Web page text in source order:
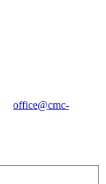
office@cmc-